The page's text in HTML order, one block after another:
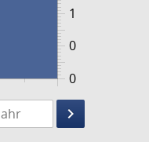
0
0
1
1782
keyboard_arrow_right
Suche